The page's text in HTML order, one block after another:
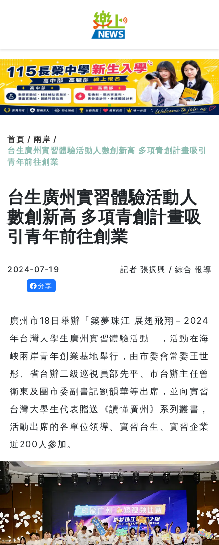
首頁 / 兩岸 /
台生廣州實習體驗活動人數創新高 多項青創計畫吸引
青年前往創業
台生廣州實習體驗活動人
數創新高 多項青創計畫吸
引青年前往創業
2024-07-19 記者 張振興 / 綜合 報導
分享
廣州市18日舉辦「築夢珠江 展翅飛翔－2024
年台灣大學生廣州實習體驗活動」，活動在海
峽兩岸青年創業基地舉行，由市委會常委王世
彤、省台辦二級巡視員部先平、市台辦主任曾
衛東及團市委副書記劉韻華等出席，並向實習
台灣大學生代表贈送《讀懂廣州》系列叢書，
活動出席的各單位領導、實習台生、實習企業
近200人參加。